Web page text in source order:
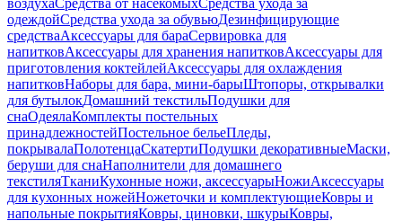
воздухаСредства от насекомыхСредства ухода за
одеждойСредства ухода за обувьюДезинфицирующие
средстваАксессуары для бараСервировка для
напитковАксессуары для хранения напитковАксессуары для
приготовления коктейлейАксессуары для охлаждения
напитковНаборы для бара, мини-барыШтопоры, открывалки
для бутылокДомашний текстильПодушки для
снаОдеялаКомплекты постельных
принадлежностейПостельное бельеПледы,
покрывалаПолотенцаСкатертиПодушки декоративныеМаски,
беруши для снаНаполнители для домашнего
текстиляТканиКухонные ножи, аксессуарыНожиАксессуары
для кухонных ножейНожеточки и комплектующиеКовры и
напольные покрытияКовры, циновки, шкурыКовры,